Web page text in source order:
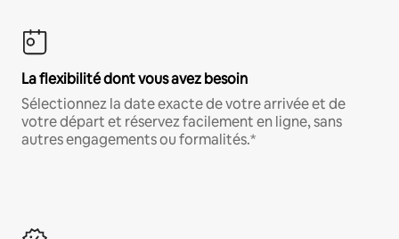
La flexibilité dont vous avez besoin
Sélectionnez la date exacte de votre arrivée et de
votre départ et réservez facilement en ligne, sans
autres engagements ou formalités.*